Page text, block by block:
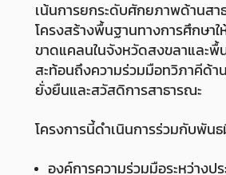
เน้นการยกระดับศักยภาพด้านสา
โครงสร้างพื้นฐานทางการศึกษา
ขาดแคลนในจังหวัดสงขลาและพื้
สะท้อนถึงความร่วมมือทวิภาคีด้
ยั่งยืนและสวัสดิการสาธารณะ
โครงการนี้ดำเนินการร่วมกับพัน
องค์การความร่วมมือระหว่างป